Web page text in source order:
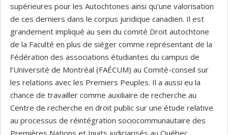
supérieures pour les Autochtones ainsi qu’une valorisation
de ces derniers dans le corpus juridique canadien. Il est
grandement impliqué au sein du comité Droit autochtone
de la Faculté en plus de siéger comme représentant de la
Fédération des associations étudiantes du campus de
l’Université de Montréal (FAÉCUM) au Comité-conseil sur
les relations avec les Premiers Peuples. Il a aussi eu la
chance de travailler comme auxiliaire de recherche au
Centre de recherche en droit public sur une étude relative
au processus de réintégration sociocommunautaire des